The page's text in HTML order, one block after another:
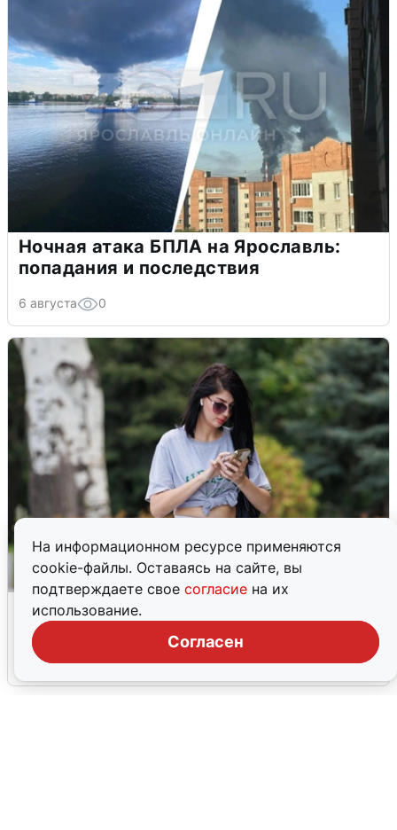
На информационном ресурсе применяются
cookie-файлы. Оставаясь на сайте, вы
подтверждаете свое согласие на их
использование.
Согласен
Ночная атака БПЛА на Ярославль:
попадания и последствия
6 августа 0
Волгоградцы остались без
мобильного интернета
6 августа 0